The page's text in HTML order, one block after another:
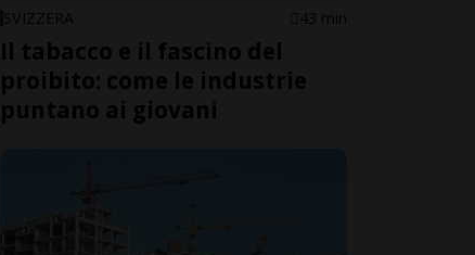
SVIZZERA 43 min
Il tabacco e il fascino del
proibito: come le industrie
puntano ai giovani